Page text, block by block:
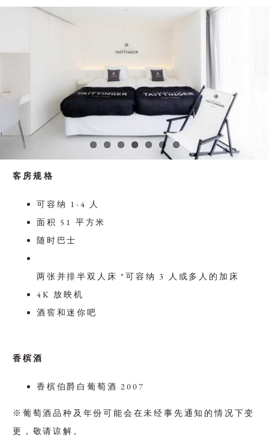
客房规格
可容纳 1-4 人
面积 51 平方米
随时巴士
两张并排半双人床 *可容纳 3 人或多人的加床
4K 放映机
酒窖和迷你吧
香槟酒
香槟伯爵白葡萄酒 2007
※葡萄酒品种及年份可能会在未经事先通知的情况下变
更，敬请谅解。